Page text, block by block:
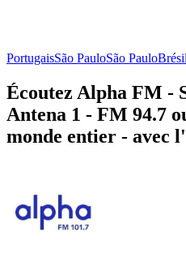
PortugaisSão PauloSão PauloBrésil
Écoutez Alpha FM -
Antena 1 - FM 94.7
monde entier - avec